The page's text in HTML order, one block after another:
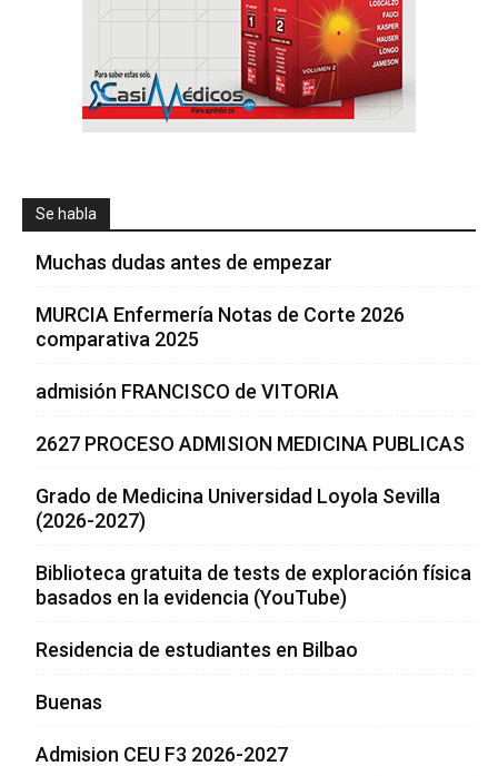
Se habla
Muchas dudas antes de empezar
MURCIA Enfermería Notas de Corte 2026
comparativa 2025
admisión FRANCISCO de VITORIA
2627 PROCESO ADMISION MEDICINA PUBLICAS
Grado de Medicina Universidad Loyola Sevilla
(2026-2027)
Biblioteca gratuita de tests de exploración física
basados en la evidencia (YouTube)
Residencia de estudiantes en Bilbao
Buenas
Admision CEU F3 2026-2027